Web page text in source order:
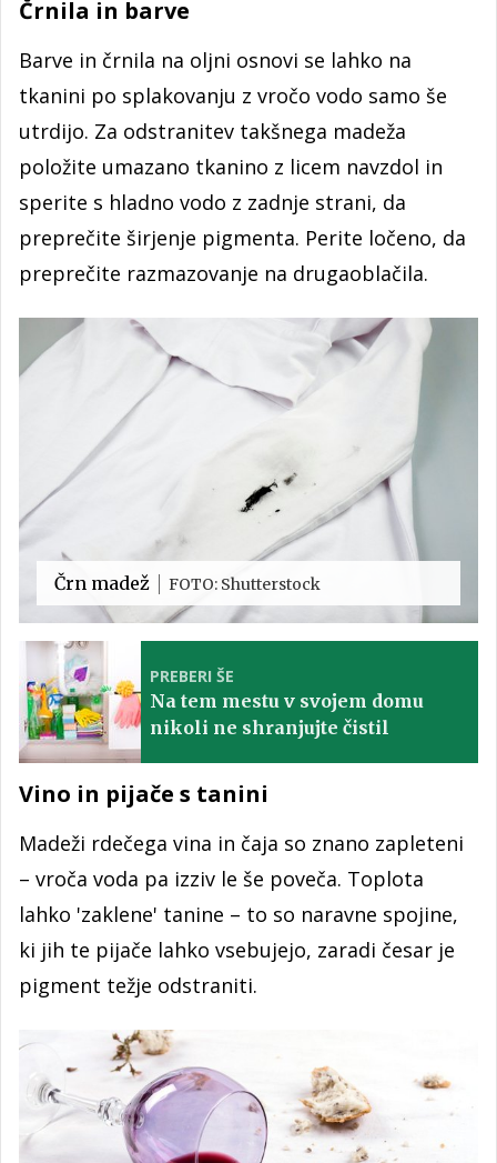
Črnila in barve
Barve in črnila na oljni osnovi se lahko na
tkanini po splakovanju z vročo vodo samo še
utrdijo. Za odstranitev takšnega madeža
položite umazano tkanino z licem navzdol in
sperite s hladno vodo z zadnje strani, da
preprečite širjenje pigmenta. Perite ločeno, da
preprečite razmazovanje na drugaoblačila.
Črn madež FOTO: Shutterstock
PREBERI ŠE
Na tem mestu v svojem domu
nikoli ne shranjujte čistil
Vino in pijače s tanini
Madeži rdečega vina in čaja so znano zapleteni
– vroča voda pa izziv le še poveča. Toplota
lahko 'zaklene' tanine – to so naravne spojine,
ki jih te pijače lahko vsebujejo, zaradi česar je
pigment težje odstraniti.